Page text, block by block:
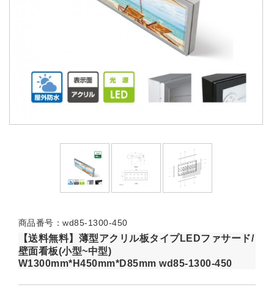
商品番号：wd85-1300-450
【送料無料】薄型アクリル板タイプLEDファサード/
壁面看板(小型~中型)
W1300mm*H450mm*D85mm wd85-1300-450